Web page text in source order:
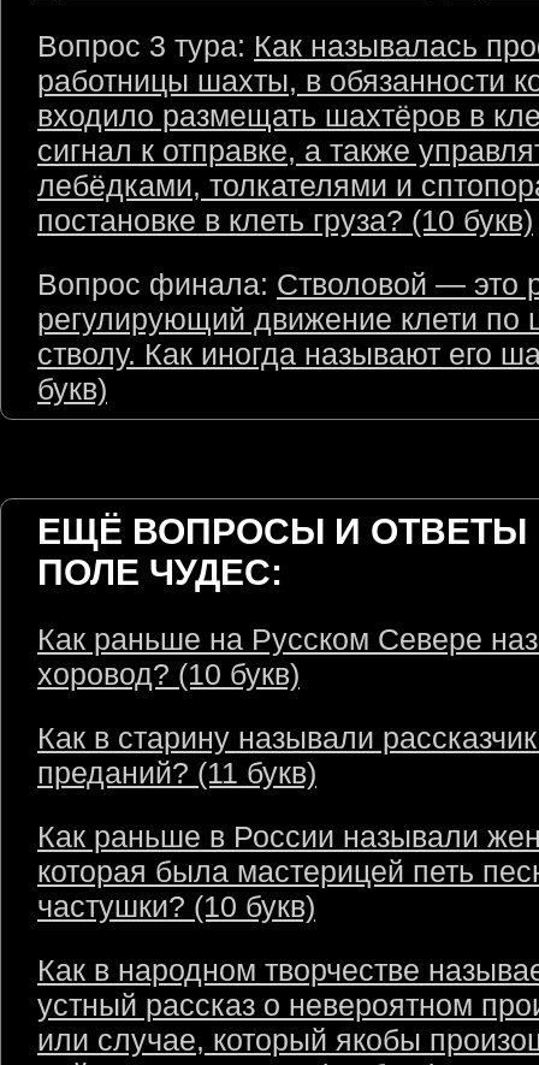
Вопрос 3 тура: Как называлась
работницы шахты, в обязанности
входило размещать шахтёров в
сигнал к отправке, а также
лебёдками, толкателями и
постановке в клеть груза? (10 букв)
Вопрос финала: Стволовой — это
регулирующий движение клети по
стволу. Как иногда называют его
букв)
ЕЩЁ ВОПРОСЫ И ОТВЕТЫ
ПОЛЕ ЧУДЕС:
Как раньше на Русском Севере
хоровод? (10 букв)
Как в старину называли
преданий? (11 букв)
Как раньше в России называли
которая была мастерицей петь
частушки? (10 букв)
Как в народном творчестве
устный рассказ о невероятном
или случае, который якобы